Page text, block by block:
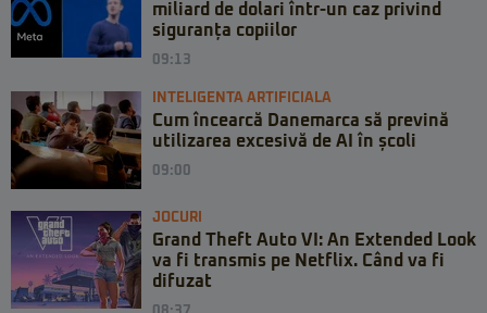
miliard de dolari într-un caz privind
siguranța copiilor
09:13
INTELIGENTA ARTIFICIALA
Cum încearcă Danemarca să prevină
utilizarea excesivă de AI în școli
09:00
JOCURI
Grand Theft Auto VI: An Extended Look
va fi transmis pe Netflix. Când va fi
difuzat